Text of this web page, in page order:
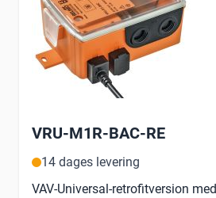
VRU-M1R-BAC-RE
14 dages levering
VAV-Universal-retrofitversion